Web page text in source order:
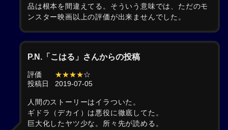
品は根本を間違えてる。そういう意味では、ただのモ
ンスター映画以上の評価が出来ませんでした。
P.N.「こはる」さんからの投稿
評価 ★★★★☆
投稿日
2019-07-05
人間のストーリーはイラついた。
ギドラ（デカイ）は悪役に徹底してた。
巨大化したヤツ少な。所々先が読める。